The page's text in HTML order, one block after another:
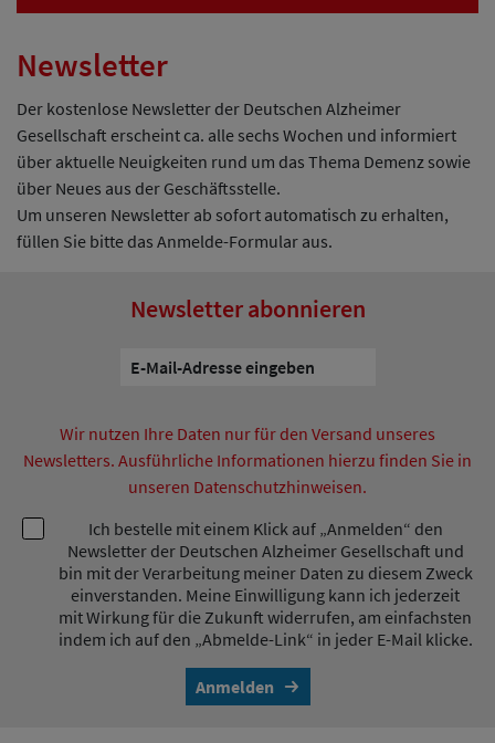
Newsletter
Der kostenlose Newsletter der Deutschen Alzheimer
Gesellschaft erscheint ca. alle sechs Wochen und informiert
über aktuelle Neuigkeiten rund um das Thema Demenz sowie
über Neues aus der Geschäftsstelle.
Um unseren Newsletter ab sofort automatisch zu erhalten,
füllen Sie bitte das Anmelde-Formular aus.
Newsletter abonnieren
Wir nutzen Ihre Daten nur für den Versand unseres
Newsletters. Ausführliche Informationen hierzu finden Sie in
unseren Datenschutzhinweisen.
Ich bestelle mit einem Klick auf „Anmelden“ den
Newsletter der Deutschen Alzheimer Gesellschaft und
bin mit der Verarbeitung meiner Daten zu diesem Zweck
einverstanden. Meine Einwilligung kann ich jederzeit
mit Wirkung für die Zukunft widerrufen, am einfachsten
indem ich auf den „Abmelde-Link“ in jeder E-Mail klicke.
Anmelden